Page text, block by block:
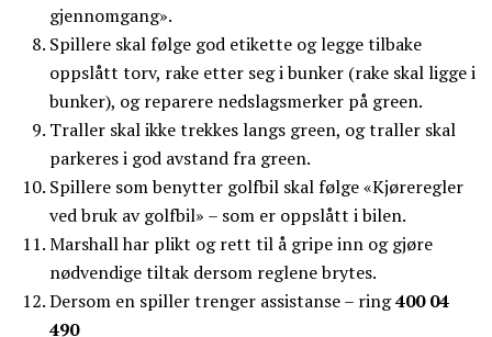
gjennomgang».
Spillere skal følge god etikette og legge tilbake
oppslått torv, rake etter seg i bunker (rake skal ligge i
bunker), og reparere nedslagsmerker på green.
Traller skal ikke trekkes langs green, og traller skal
parkeres i god avstand fra green.
Spillere som benytter golfbil skal følge «Kjøreregler
ved bruk av golfbil» – som er oppslått i bilen.
Marshall har plikt og rett til å gripe inn og gjøre
nødvendige tiltak dersom reglene brytes.
Dersom en spiller trenger assistanse – ring400 04
490